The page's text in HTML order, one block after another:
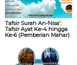
Tafsir Surah An-Nisa’:
Tafsir Ayat Ke-4 hingga
Ke-6 (Pemberian Mahar)